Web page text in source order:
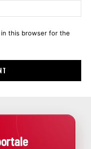
in this browser for the